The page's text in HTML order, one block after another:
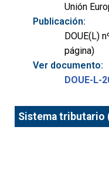
Unión
Publicación:
DOUE(L)
página)
Ver documento:
DOUE-L-
Sistema tributario